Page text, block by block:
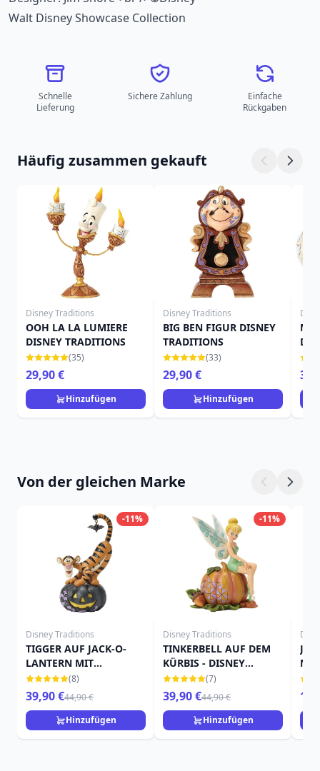
Walt Disney Showcase Collection
Schnelle
Lieferung
Sichere Zahlung
Einfache
Rückgaben
Häufig zusammen gekauft
Disney Traditions
OOH LA LA LUMIERE
DISNEY TRADITIONS
(35)
29,90 €
Hinzufügen
Disney Traditions
BIG BEN FIGUR DISNEY
TRADITIONS
(33)
29,90 €
Hinzufügen
Von der gleichen Marke
-11%
Disney Traditions
TIGGER AUF JACK-O-
LANTERN MIT
FLEDERMAUS - DISNEY
TRADITIONS
(8)
39,90 €44,90 €
Hinzufügen
-11%
Disney Traditions
TINKERBELL AUF DEM
KÜRBIS - DISNEY
TRADITIONS
(7)
39,90 €44,90 €
Hinzufügen